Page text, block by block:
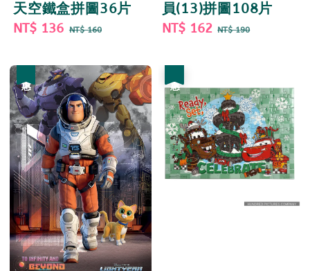
天空鐵盒拼圖36片
Sale
NT$ 136 Regular
NT$ 160
員(13)拼圖108片
Sale
NT$ 162 Regular
NT$ 190